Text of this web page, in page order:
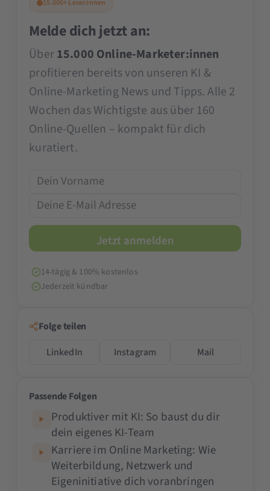
15.000+ Leser:innen
Melde dich jetzt an:
Über15.000 Online-Marketer:innen
profitieren bereits von unseren KI &
Online-Marketing News und Tipps. Alle 2
Wochen das Wichtigste aus über 160
Online-Quellen – kompakt für dich
kuratiert.
14-tägig & 100% kostenlos
Jederzeit kündbar
Folge teilen
LinkedIn
Instagram Mail
Passende Folgen
Produktiver mit KI: So baust du dir
dein eigenes KI-Team
Karriere im Online Marketing: Wie
Weiterbildung, Netzwerk und
Eigeninitiative dich voranbringen